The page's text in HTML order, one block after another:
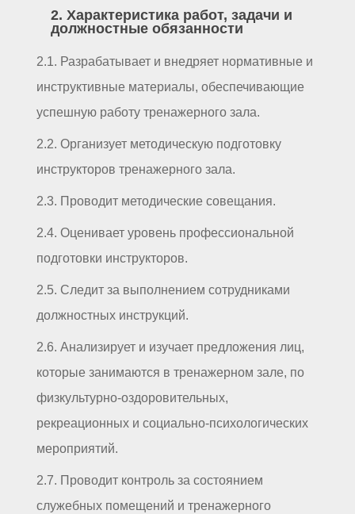
2. Характеристика работ, задачи и
должностные обязанности
2.1. Разрабатывает и внедряет нормативные и
инструктивные материалы, обеспечивающие
успешную работу тренажерного зала.
2.2. Организует методическую подготовку
инструкторов тренажерного зала.
2.3. Проводит методические совещания.
2.4. Оценивает уровень профессиональной
подготовки инструкторов.
2.5. Следит за выполнением сотрудниками
должностных инструкций.
2.6. Анализирует и изучает предложения лиц,
которые занимаются в тренажерном зале, по
физкультурно-оздоровительных,
рекреационных и социально-психологических
мероприятий.
2.7. Проводит контроль за состоянием
служебных помещений и тренажерного